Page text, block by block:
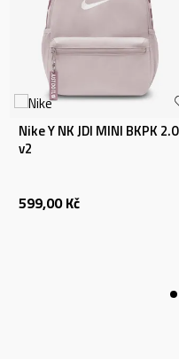
Nike Y NK JDI MINI BKPK 2.0
v2
599,00 Kč